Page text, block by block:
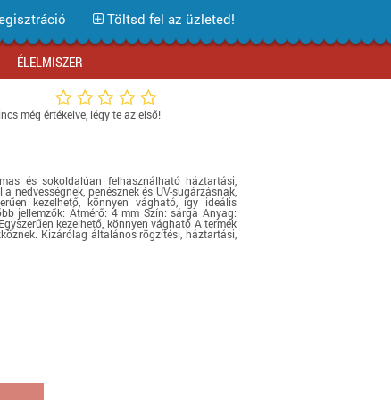
Töltsd fel az üzleted!
Áruházláncok
Webáruház tesztek
Akciós termékek
Áruházláncok
Webáruház tesztek
Akciós termékek
Áruházláncok
Webáruház tesztek
Akciós termékek
Áruházláncok
Webáruház tesztek
Akciós termékek
Áruházláncok
Webáruház tesztek
Akciós termékek
Áruházláncok
Webáruház tesztek
Akciók Blog
ÉLELMISZER
Áruházláncok
Webáruház tesztek
Akciós termékek
még értékelve, légy te az első!
és sokoldalúan felhasználható háztartási,
nedvességnek, penésznek és UV-sugárzásnak,
kezelhető, könnyen vágható, így ideális
jellemzők: Átmérő: 4 mm Szín: sárga Anyag:
kezelhető, könnyen vágható A termék
Kizárólag általános rögzítési, háztartási,